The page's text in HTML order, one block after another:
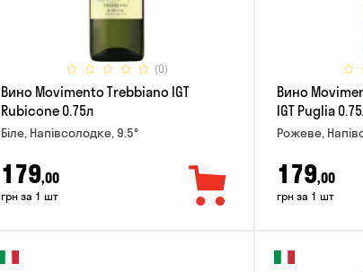
(0)
Вино Movimento Trebbiano IGT
Rubicone 0.75л
Біле, Напівсолодке, 9.5°
179,00
грн за 1 шт
Вино
IGT Puglia
Рожеве,
179,00
грн за 1 шт